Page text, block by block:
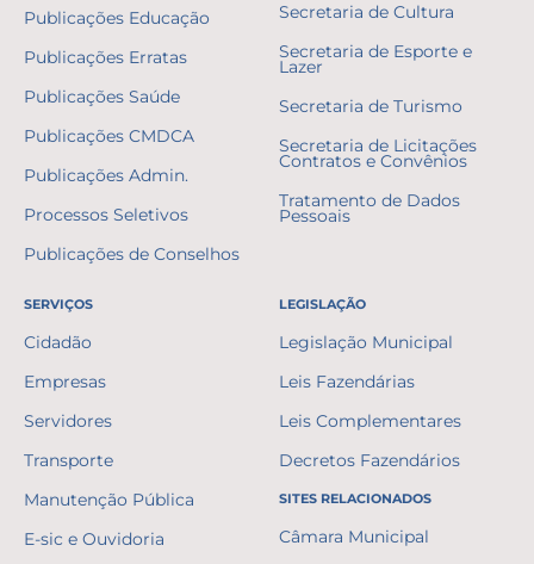
Publicações Educação
Publicações Erratas
Publicações Saúde
Publicações CMDCA
Publicações Admin.
Processos Seletivos
Publicações de Conselhos
Secretaria de Cultura
Secretaria de Esporte e
Lazer
Secretaria de Turismo
Secretaria de Licitações
Contratos e Convênios
Tratamento de Dados
Pessoais
SERVIÇOS
Cidadão
Empresas
Servidores
Transporte
Manutenção Pública
E-sic e Ouvidoria
LEGISLAÇÃO
Legislação Municipal
Leis Fazendárias
Leis Complementares
Decretos Fazendários
SITES RELACIONADOS
Câmara Municipal